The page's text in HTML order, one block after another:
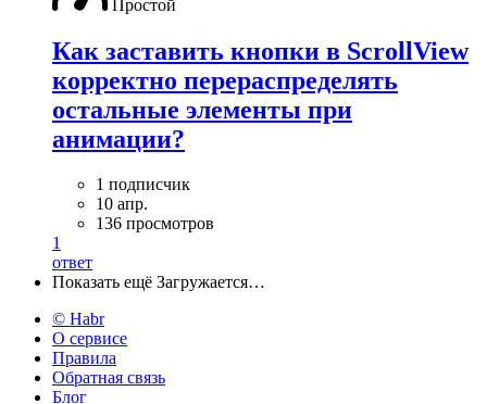
Простой
Как заставить кнопки в ScrollView
корректно перераспределять
остальные элементы при
анимации?
1 подписчик
10 апр.
136 просмотров
1
ответ
Показать ещё Загружается…
© Habr
О сервисе
Правила
Обратная связь
Блог